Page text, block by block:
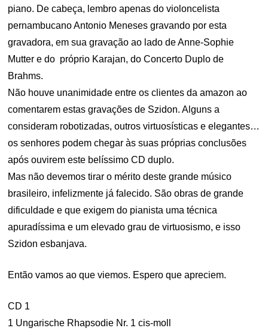
piano. De cabeça, lembro apenas do violoncelista
pernambucano Antonio Meneses gravando por esta
gravadora, em sua gravação ao lado de Anne-Sophie
Mutter e do próprio Karajan, do Concerto Duplo de
Brahms.
Não houve unanimidade entre os clientes da amazon ao
comentarem estas gravações de Szidon. Alguns a
consideram robotizadas, outros virtuosísticas e elegantes…
os senhores podem chegar às suas próprias conclusões
após ouvirem este belíssimo CD duplo.
Mas não devemos tirar o mérito deste grande músico
brasileiro, infelizmente já falecido. São obras de grande
dificuldade e que exigem do pianista uma técnica
apuradíssima e um elevado grau de virtuosismo, e isso
Szidon esbanjava.
Então vamos ao que viemos. Espero que apreciem.
CD 1
1 Ungarische Rhapsodie Nr. 1 cis-moll